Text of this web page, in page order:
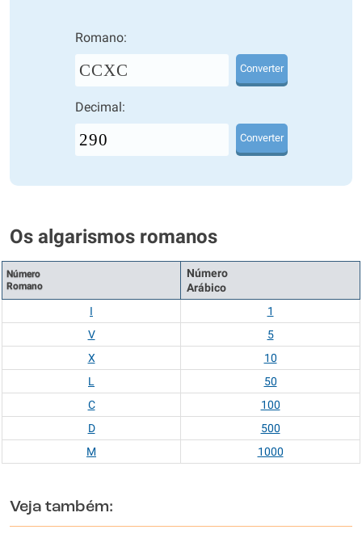
Romano:
CCXC Converter
Decimal:
Converter
Os algarismos romanos
Número
Romano
Número
Arábico
I
1
V
5
X
10
L
50
C
100
D
500
M
1000
Veja também: